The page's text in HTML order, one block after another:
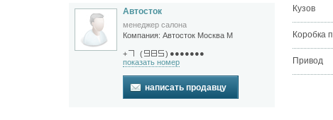
Автосток
менеджер салона
Компания: Автосток Москва М
+ ( ) ●●●●●●●
показать номер
написать продавцу
Кузов
Коробка
Привод